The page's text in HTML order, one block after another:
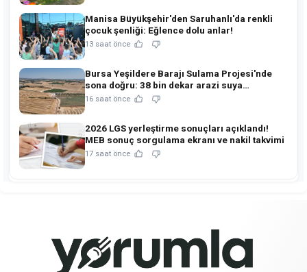
Manisa Büyükşehir'den Saruhanlı'da renkli
çocuk şenliği: Eğlence dolu anlar!
13 saat önce
Bursa Yeşildere Barajı Sulama Projesi'nde
sona doğru: 38 bin dekar arazi suya
kavuşuyor!
16 saat önce
2026 LGS yerleştirme sonuçları açıklandı!
MEB sonuç sorgulama ekranı ve nakil takvimi
17 saat önce